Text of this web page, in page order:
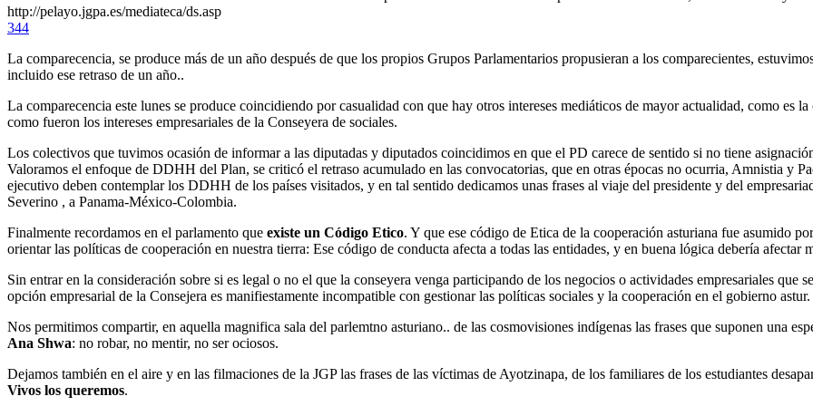
http://pelayo.jgpa.es/mediateca/ds.asp
344
La comparecencia, se produce más de un año después de que los propios Grupos Parlamentarios propusieran a los comparecientes,
incluido ese retraso de un año..
La comparecencia este lunes se produce coincidiendo por casualidad con que hay otros intereses mediáticos de mayor actualidad, como
como fueron los intereses empresariales de la Conseyera de sociales.
Los colectivos que tuvimos ocasión de informar a las diputadas y diputados coincidimos en que el PD carece de sentido si no tiene
Valoramos el enfoque de DDHH del Plan, se criticó el retraso acumulado en las convocatorias, que en otras épocas no ocurria, Amnistia y
ejecutivo deben contemplar los DDHH de los países visitados, y en tal sentido dedicamos unas frases al viaje del presidente y del
Severino , a Panama-México-Colombia.
Finalmente recordamos en el parlamento que existe un Código Etico. Y que ese código de Etica de la cooperación asturiana fue asumido
orientar las políticas de cooperación en nuestra tierra: Ese código de conducta afecta a todas las entidades, y en buena lógica debería afectar
Sin entrar en la consideración sobre si es legal o no el que la conseyera venga participando de los negocios o actividades empresariales que
opción empresarial de la Consejera es manifiestamente incompatible con gestionar las políticas sociales y la cooperación en el gobierno astur.
Nos permitimos compartir, en aquella magnifica sala del parlemtno asturiano.. de las cosmovisiones indígenas las frases que suponen una
Ana Shwa: no robar, no mentir, no ser ociosos.
Dejamos también en el aire y en las filmaciones de la JGP las frases de las víctimas de Ayotzinapa, de los familiares de los estudiantes
Vivos los queremos.